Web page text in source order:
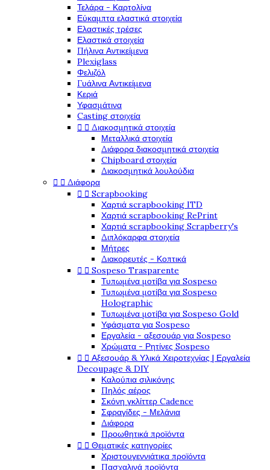
Τελάρα - Καρτολίνα
Εύκαμπτα ελαστικά στοιχεία
Ελαστικές τρέσες
Ελαστικά στοιχεία
Πήλινα Αντικείμενα
Plexiglass
Φελιζόλ
Γυάλινα Αντικείμενα
Κεριά
Υφασμάτινα
Casting στοιχεία
  Διακοσμητικά στοιχεία
Μεταλλικά στοιχεία
Διάφορα διακοσμητικά στοιχεία
Chipboard στοιχεία
Διακοσμητικά λουλούδια
  Διάφορα
  Scrapbooking
Χαρτιά scrapbooking ITD
Χαρτιά scrapbooking RePrint
Χαρτιά scrapbooking Scrapberry's
Διπλόκαρφα στοιχεία
Μήτρες
Διακορευτές - Κοπτικά
  Sospeso Trasparente
Τυπωμένα μοτίβα για Sospeso
Τυπωμένα μοτίβα για Sospeso
Holographic
Τυπωμένα μοτίβα για Sospeso Gold
Υφάσματα για Sospeso
Εργαλεία - αξεσουάρ για Sospeso
Χρώματα - Ρητίνες Sospeso
  Αξεσουάρ & Υλικά Χειροτεχνίας | Εργαλεία
Decoupage & DIY
Καλούπια σιλικόνης
Πηλός αέρος
Σκόνη γκλίττερ Cadence
Σφραγίδες - Μελάνια
Διάφορα
Προωθητικά προϊόντα
  Θεματικές κατηγορίες
Χριστουγεννιάτικα προϊόντα
Πασχαλινά προϊόντα